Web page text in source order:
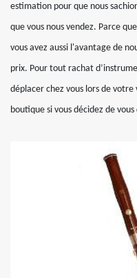
estimation pour que nous
que vous nous vendez. Parce
vous avez aussi l'avantage de
prix. Pour tout rachat
déplacer chez vous lors de
boutique si vous décidez de